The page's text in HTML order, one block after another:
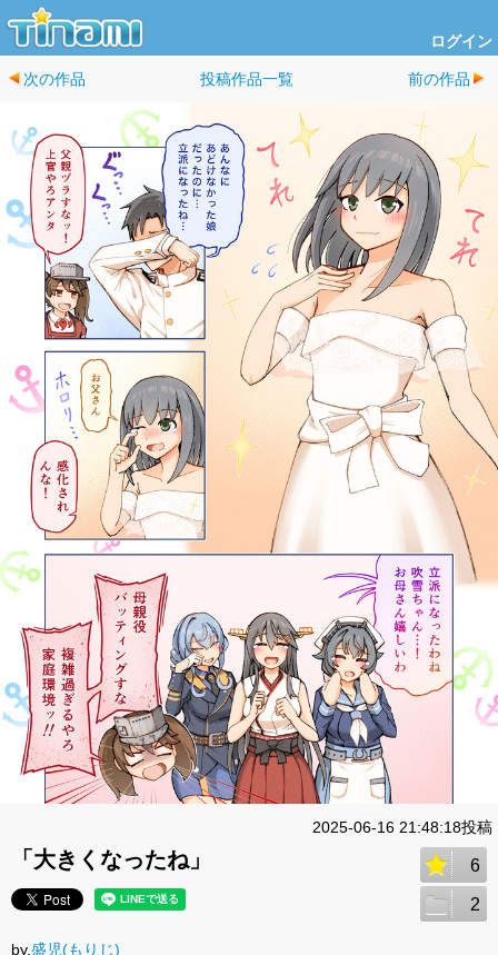
ログイン
次の作品 投稿作品一覧 前の作品
2025-06-16 21:48:18投稿
「大きくなったね」 6
2
by.盛児(もりじ)